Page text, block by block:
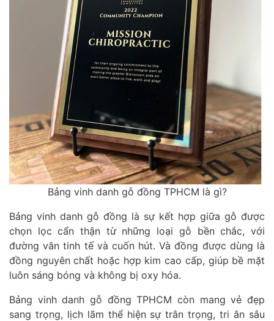
Bảng vinh danh gỗ đồng TPHCM là gì?
Bảng vinh danh gỗ đồng là sự kết hợp giữa gỗ được
chọn lọc cẩn thận từ những loại gỗ bền chắc, với
đường vân tinh tế và cuốn hút. Và đồng được dùng là
đồng nguyên chất hoặc hợp kim cao cấp, giúp bề mặt
luôn sáng bóng và không bị oxy hóa.
Bảng vinh danh gỗ đồng TPHCM còn mang vẻ đẹp
sang trọng, lịch lãm thể hiện sự trân trọng, tri ân sâu